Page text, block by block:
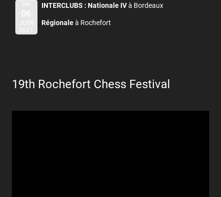
DIM
06
JUIN
2021
INTERCLUBS : Nationale IVà Bordeaux
Régionaleà Rochefort
19th Rochefort Chess Festival